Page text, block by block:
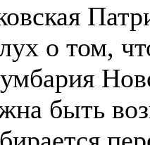
о том,
быть